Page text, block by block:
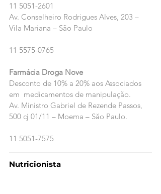
11 5051-2601
Av. Conselheiro Rodrigues Alves, 203 –
Vila Mariana – São Paulo
11 5575-0765
Farmácia Droga Nove
Desconto de 10% a 20% aos Associados
em  medicamentos de manipulação.
Av. Ministro Gabriel de Rezende Passos,
500 cj 01/11 – Moema – Săo Paulo.
11 5051-7575
Nutricionista